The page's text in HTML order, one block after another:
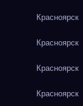
Красноярск
Красноярск
Красноярск
Красноярск